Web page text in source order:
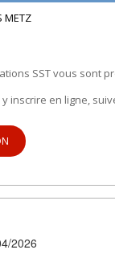
METZ
SST vous sont
inscrire en ligne,
2026